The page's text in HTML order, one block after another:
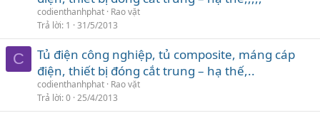
codienthanhphat Rao vặt
Trả lời 1 31/5/2013
C
Tủ điện công nghiệp, tủ composite, máng cáp
điện, thiết bị đóng cắt trung – hạ thế,..
codienthanhphat Rao vặt
Trả lời 0 25/4/2013